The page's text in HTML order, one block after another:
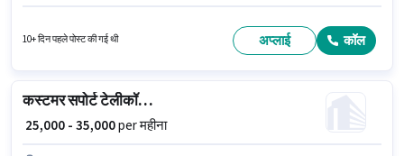
जैसे PF भी मिलेंगे।
10+ दिन पहले पोस्ट की गई थी अप्लाई कॉल
कस्टमर सपोर्ट टेलीकॉलिंग एग्जीक्यूटिव
₹ 25,000 - 35,000per महीना